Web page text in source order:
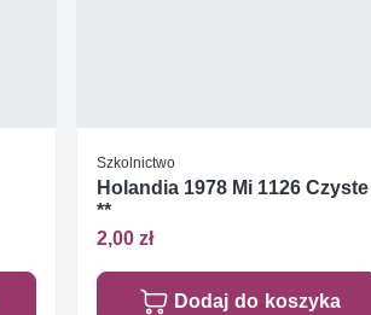
Szkolnictwo
Holandia 1978 Mi 1126 Czyste
**
2,00 zł
Dodaj do koszyka